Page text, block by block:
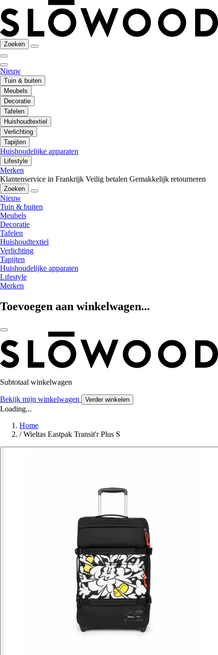
Zoeken
Nieuw
Tuin & buiten
Meubels
Decoratie
Tafelen
Huishoudtextiel
Verlichting
Tapijten
Huishoudelijke apparaten
Lifestyle
Merken
Klantenservice in Frankrijk Veilig betalen Gemakkelijk retourneren
Zoeken
Nieuw
Tuin & buiten
Meubels
Decoratie
Tafelen
Huishoudtextiel
Verlichting
Tapijten
Huishoudelijke apparaten
Lifestyle
Merken
Toevoegen aan winkelwagen...
Subtotaal winkelwagen
Bekijk mijn winkelwagen Verder winkelen
Loading...
Home
/ Wieltas Eastpak Transit'r Plus S